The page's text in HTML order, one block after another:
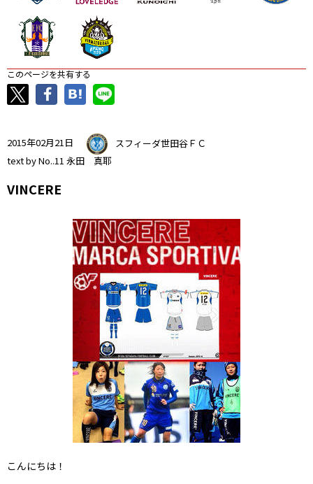
このページを共有する
2015年02月21日
スフィーダ世田谷ＦＣ
text by No..11 永田 真耶
VINCERE
こんにちは！